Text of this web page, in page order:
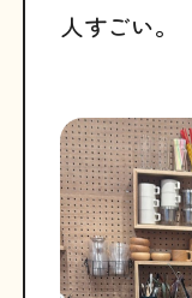
人すごい。